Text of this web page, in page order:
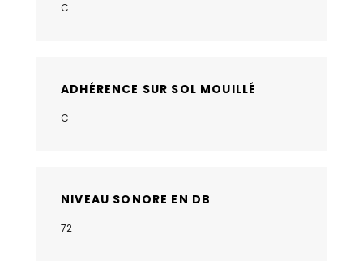
C
ADHÉRENCE SUR SOL MOUILLÉ
C
NIVEAU SONORE EN DB
72